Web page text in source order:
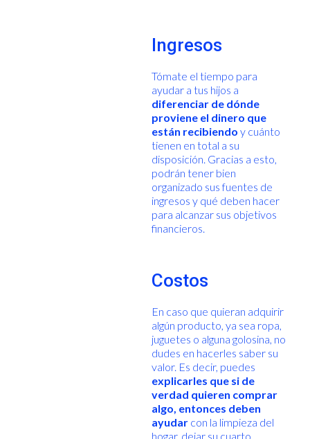
Ingresos
Tómate el tiempo para
ayudar a tus hijos a
diferenciar de dónde
proviene el dinero que
están recibiendo y cuánto
tienen en total a su
disposición. Gracias a esto,
podrán tener bien
organizado sus fuentes de
ingresos y qué deben hacer
para alcanzar sus objetivos
financieros.
Costos
En caso que quieran adquirir
algún producto, ya sea ropa,
juguetes o alguna golosina, no
dudes en hacerles saber su
valor. Es decir, puedes
explicarles que si de
verdad quieren comprar
algo, entonces deben
ayudarcon la limpieza del
hogar, dejar su cuarto